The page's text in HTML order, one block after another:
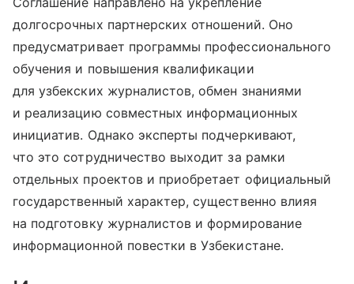
долгосрочных партнерских отношений. Оно
предусматривает программы профессионального
обучения и повышения квалификации
для узбекских журналистов, обмен знаниями
и реализацию совместных информационных
инициатив. Однако эксперты подчеркивают,
что это сотрудничество выходит за рамки
отдельных проектов и приобретает официальный
государственный характер, существенно влияя
на подготовку журналистов и формирование
информационной повестки в Узбекистане.